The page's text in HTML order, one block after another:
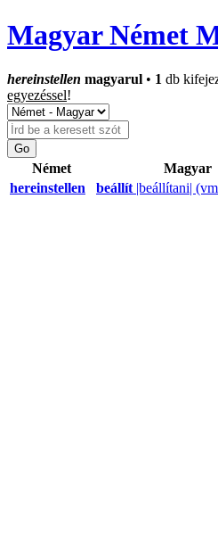
Magyar Német
hereinstellen magyarul • 1 db
egyezéssel!
Német Magyar
hereinstellen
beállít |beállítani|